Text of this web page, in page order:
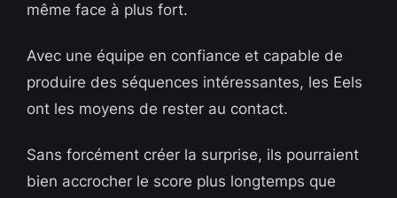
même face à plus fort.
Avec une équipe en confiance et capable de
produire des séquences intéressantes, les Eels
ont les moyens de rester au contact.
Sans forcément créer la surprise, ils pourraient
bien accrocher le score plus longtemps que